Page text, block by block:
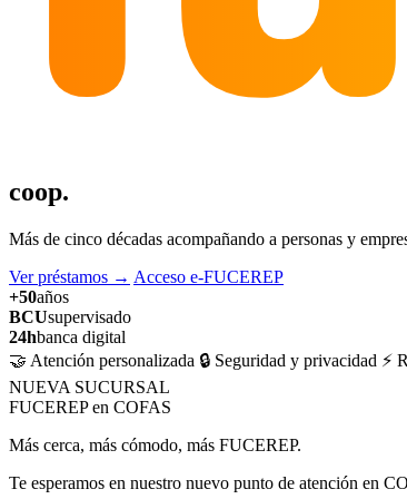
coop.
Más de cinco décadas acompañando a personas y
Ver préstamos → Acceso e-FUCEREP
+50años
BCUsupervisado
24hbanca digital
🤝 Atención personalizada 🔒 Seguridad y privacidad ⚡
NUEVA SUCURSAL
FUCEREP en COFAS
Más cerca, más cómodo, más FUCEREP.
Te esperamos en nuestro nuevo punto de atención en